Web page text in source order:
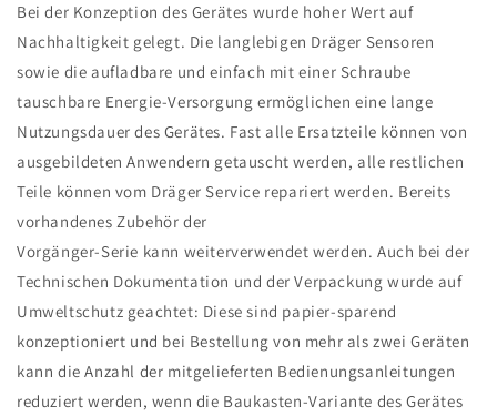
Bei der Konzeption des Gerätes wurde hoher Wert auf
Nachhaltigkeit gelegt. Die langlebigen Dräger Sensoren
sowie die aufladbare und einfach mit einer Schraube
tauschbare Energie-Versorgung ermöglichen eine lange
Nutzungsdauer des Gerätes. Fast alle Ersatzteile können von
ausgebildeten Anwendern getauscht werden, alle restlichen
Teile können vom Dräger Service repariert werden. Bereits
vorhandenes Zubehör der
Vorgänger-Serie kann weiterverwendet werden. Auch bei der
Technischen Dokumentation und der Verpackung wurde auf
Umweltschutz geachtet: Diese sind papier-sparend
konzeptioniert und bei Bestellung von mehr als zwei Geräten
kann die Anzahl der mitgelieferten Bedienungsanleitungen
reduziert werden, wenn die Baukasten-Variante des Gerätes